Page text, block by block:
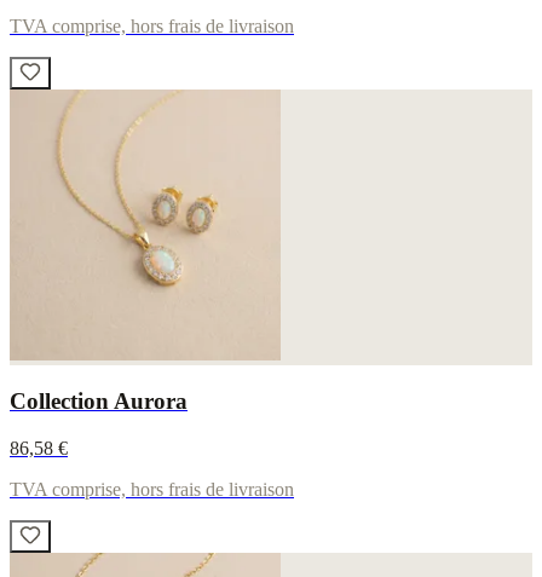
TVA comprise, hors frais de livraison
Collection Aurora
86,58 €
TVA comprise, hors frais de livraison